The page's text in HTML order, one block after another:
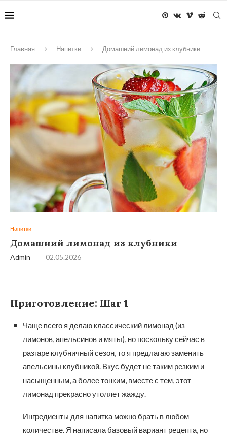
Главная Напитки Домашний лимонад из клубники
Напитки
Домашний лимонад из клубники
Admin 02.05.2026
Приготовление: Шаг 1
Чаще всего я делаю классический лимонад (из
лимонов, апельсинов и мяты), но поскольку сейчас в
разгаре клубничный сезон, то я предлагаю заменить
апельсины клубникой. Вкус будет не таким резким и
насыщенным, а более тонким, вместе с тем, этот
лимонад прекрасно утоляет жажду.
Ингредиенты для напитка можно брать в любом
количестве. Я написала базовый вариант рецепта, но